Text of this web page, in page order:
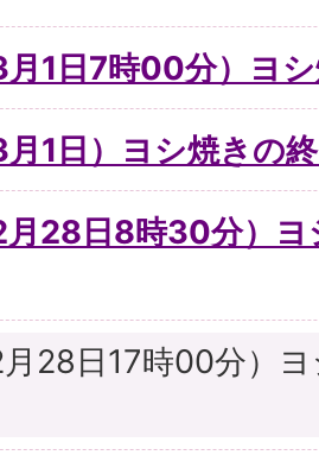
1日7時00分）ヨ
1日）ヨシ焼きの
28日8時30分）ヨ
28日17時00分）